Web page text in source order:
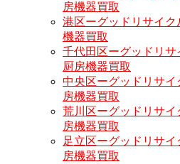
房機器買取
港区ーグッドリサイ
機器買取
千代田区ーグッドリ
厨房機器買取
中央区ーグッドリサ
房機器買取
荒川区ーグッドリサ
房機器買取
足立区ーグッドリサ
房機器買取